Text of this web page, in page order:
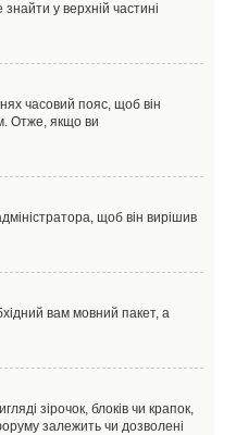
у верхній частині
часовий пояс, щоб він
Отже, якщо ви
щоб він вирішив
вам мовний пакет, а
зірочок, блоків чи крапок,
залежить чи дозволені